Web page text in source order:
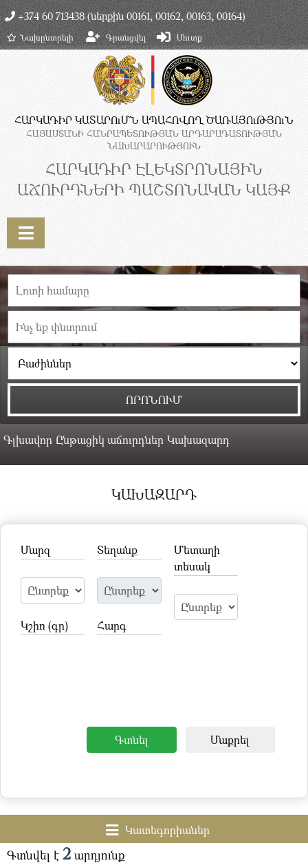
+374 60 713438 (ներքին 00161, 00162, 00163, 00164)
Նախընտրելի Գրանցվել Մուտք
ՀԱՐԿԱԴԻՐ ԿԱՏԱՐՈւՄՆ ԱՊԱՀՈՎՈՂ ԾԱՌԱՅՈւԹՅՈւՆ
ՀԱՅԱՍՏԱՆԻ ՀԱՆՐԱՊԵՏՈՒԹՅԱՆ ԱՐԴԱՐԱԴԱՏՈՒԹՅԱՆ
ՆԱԽԱՐԱՐՈՒԹՅՈՒՆ
ՀԱՐԿԱԴԻՐ ԷԼԵԿՏՐՈՆԱՅԻՆ
ԱՃՈՒՐԴՆԵՐԻ ՊԱՇՏՈՆԱԿԱՆ ԿԱՅՔ
Գլխավոր Ընթացիկ աճուրդներ Կախազարդ
ԿԱԽԱԶԱՐԴ
Մարզ Տեղանք
Մետաղի
տեսակ
Կշիռ (գր) Հարգ
Գտնել Մաքրել
Կատեգորիաներ
Գտնվել է 2 արդյունք